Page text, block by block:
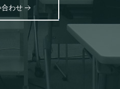
わせ